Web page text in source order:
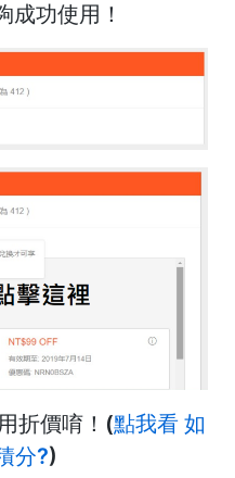
成功使用 ！
折價唷！(點我看 如
分?)